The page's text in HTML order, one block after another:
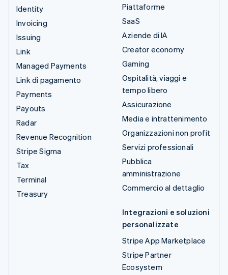
Identity
Invoicing
Issuing
Link
Managed Payments
Link di pagamento
Payments
Payouts
Radar
Revenue Recognition
Stripe Sigma
Tax
Terminal
Treasury
Piattaforme
SaaS
Aziende di IA
Creator economy
Gaming
Ospitalità, viaggi e
tempo libero
Assicurazione
Media e intrattenimento
Organizzazioni non profit
Servizi professionali
Pubblica
amministrazione
Commercio al dettaglio
Integrazioni e soluzioni
personalizzate
Stripe App Marketplace
Stripe Partner
Ecosystem